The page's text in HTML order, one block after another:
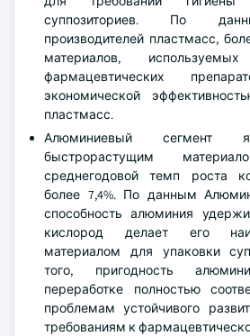
суппозиториев. По
производителей пластмасс,
материалов,
фармацевтических
экономической
пластмасс.
Алюминиевый сегмент
быстрорастущим
среднегодовой темп роста
более 7,4%. По данным
способность алюминия
кислород делает его
материалом для упаковки
того, пригодность
переработке полностью
проблемам устойчивого
требованиям к